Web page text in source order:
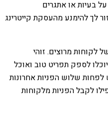
בעיות או אתגרים
לך להימנע מהעסקת קייטרינג
לקוחות מרוצים. זוהי
לספק תפריט טוב ואוכל
שלוש הפניות אחרונות
לקבל הפניות מלקוחות